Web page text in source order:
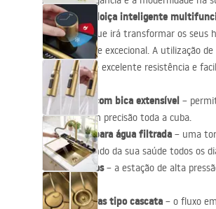
acessórios de casa de banho
que é olava-loiça inteligente
profissional que irá transformar os seus
funcionalidade excecional. A utilização
nano garante excelente resistência e
Torneira com bica extensível –
enxaguar com precisão toda a cuba.
Torneira para água filtrada – uma
fresca, cuidando da sua saúde todos os
Lava-copos– a estação de alta
água.
Duas saídas tipo cascata – o fluxo